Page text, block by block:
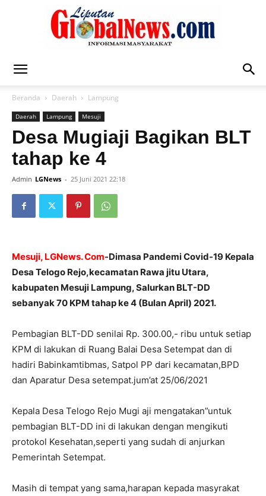
Global
Beranda Daerah Lampung
Daerah Lampung Mesuji
Desa Mugiaji Bagikan BLT
tahap ke 4
Admin LGNews - 25 Juni 2021 22:18
Mesuji, LGNews. Com-Dimasa Pandemi Covid-19 Kepala
Desa Telogo Rejo,kecamatan Rawa jitu Utara,
kabupaten Mesuji Lampung, Salurkan BLT-DD
sebanyak 70 KPM tahap ke 4 (Bulan April) 2021.
Pembagian BLT-DD senilai Rp. 300.00,- ribu untuk setiap
KPM di lakukan di Ruang Balai Desa Setempat dan di
hadiri Babinkamtibmas, Satpol PP dari kecamatan,BPD
dan Aparatur Desa setempat.jum’at 25/06/2021
Kepala Desa Telogo Rejo Mugi aji mengatakan”untuk
pembagian BLT-DD ini di lakukan dengan mengikuti
protokol Kesehatan,seperti yang sudah di anjurkan
Pemerintah Setempat.
Masih di tempat yang sama,harapan kepada masyrakat